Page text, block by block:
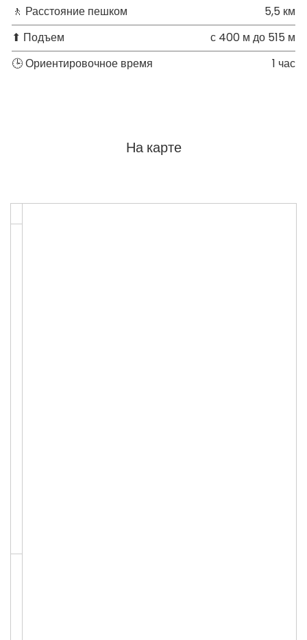
🚶 Расстояние пешком
5,5 км
⬆ Подъем
с 400 м до 515 м
🕒 Ориентировочное время
1 час
На карте